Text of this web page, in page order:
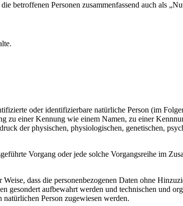
betroffenen Personen zusammenfassend auch als
oder identifizierbare natürliche Person (im
zu einer Kennung wie einem Namen, zu einer
der physischen, physiologischen, genetischen,
Vorgang oder jede solche Vorgangsreihe im
dass die personenbezogenen Daten ohne
gesondert aufbewahrt werden und technischen und
Person zugewiesen werden.